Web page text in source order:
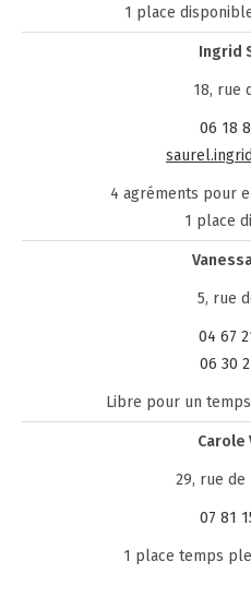
1 place
Ingrid
18, rue
06 18
4 agréments pour
1 place
5, rue
04 67
06 30
Libre pour un
Carole
29, rue de
07 81
1 place temps